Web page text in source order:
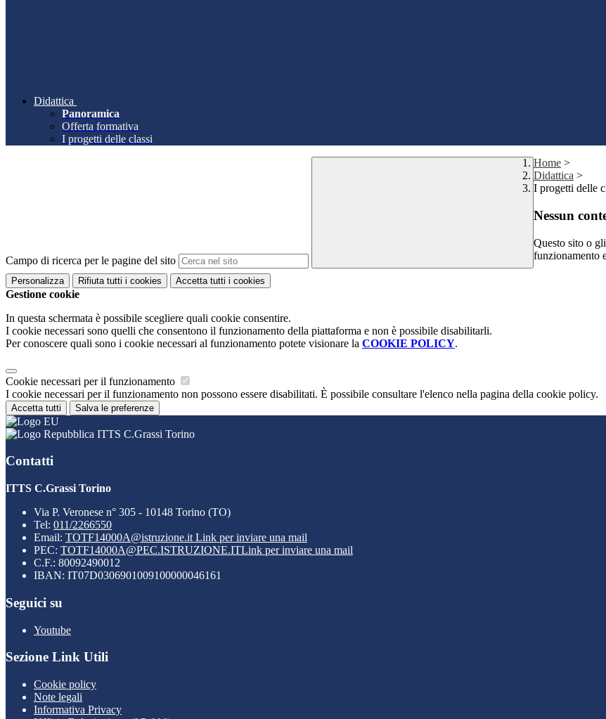
Didattica
Panoramica
Offerta formativa
I progetti delle classi
Campo di ricerca per le pagine del sito
Home >
Didattica >
I progetti delle
Nessun
Questo sito o
funzionamento
Personalizza Rifiuta tutti i cookies Accetta tutti i cookies
Gestione cookie
In questa schermata è possibile scegliere quali cookie consentire.
I cookie necessari sono quelli che consentono il funzionamento della piattaforma e non è possibile disabilitarli.
Per conoscere quali sono i cookie necessari al funzionamento potete visionare la COOKIE POLICY.
Cookie necessari per il funzionamento
I cookie necessari per il funzionamento non possono essere disabilitati. È possibile consultare l'elenco nella pagina della cookie policy.
Accetta tutti Salva le preferenze
ITTS C.Grassi Torino
Contatti
ITTS C.Grassi Torino
Via P. Veronese n° 305 - 10148 Torino (TO)
Tel: 011/2266550
Email: TOTF14000A@istruzione.it Link per inviare una mail
PEC: TOTF14000A@PEC.ISTRUZIONE.ITLink per inviare una mail
C.F.: 80092490012
IBAN: IT07D0306901009100000046161
Seguici su
Youtube
Sezione Link Utili
Cookie policy
Note legali
Informativa Privacy